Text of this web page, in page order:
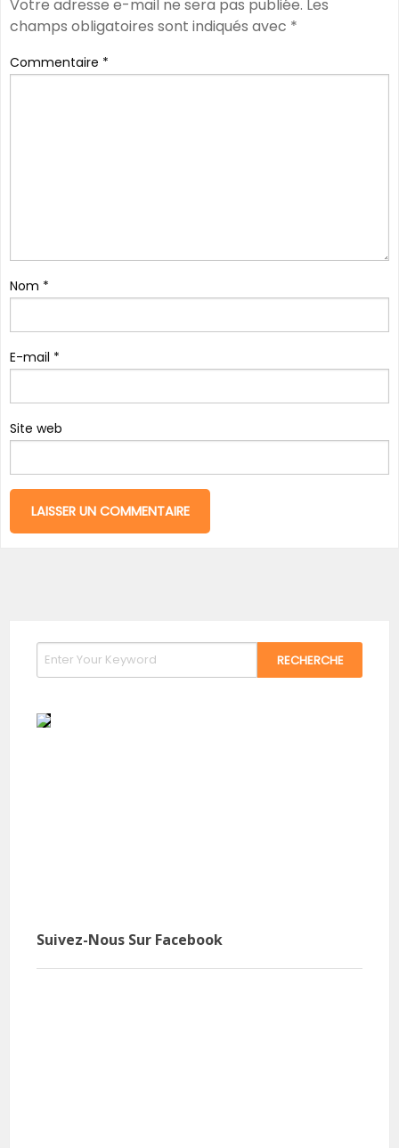
Votre adresse e-mail ne sera pas publiée. Les
champs obligatoires sont indiqués avec *
Commentaire *
Nom *
E-mail *
Site web
Suivez-Nous Sur Facebook